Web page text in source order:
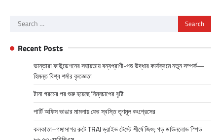
Search
Recent Posts
ভান্তারা ফাউন্ডেশনের সহায়তায় বন্যপ্রাণী-পশু উদ্ধার কার্যক্রমে নতুন সম্পর্ক—
হিমন্ত বিশ্ব শর্মার কৃতজ্ঞতা
টানা গরমের পর শুরু হয়েছে নিম্নচাপের বৃষ্টি
পার্টি অফিস ভাঙার মামলায় ফের স্বস্তি তৃণমূল কংগ্রেসের
কলকাতা–গঙ্গাসাগর রুটে TRAI ড্রাইভ টেস্টে শীর্ষে জিও; গড় ডাউনলোড স্পিড